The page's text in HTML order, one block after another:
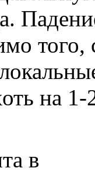
того,
на 1-